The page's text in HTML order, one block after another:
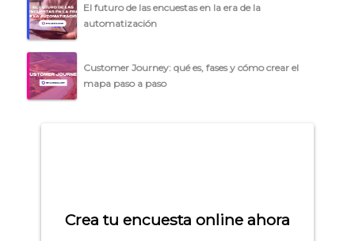
El futuro de las encuestas en la era de la
automatización
Customer Journey: qué es, fases y cómo crear el
mapa paso a paso
Crea tu encuesta online ahora